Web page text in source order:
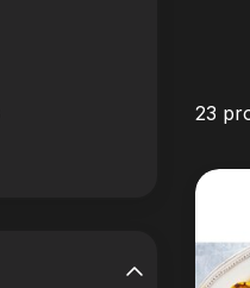
23